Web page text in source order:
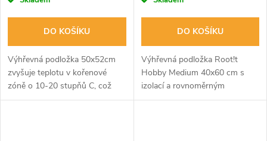
DO KOŠÍKU
Výhřevná podložka 50x52cm
zvyšuje teplotu v kořenové
zóně o 10-20 stupňů C, což
zlepšuje podmínky pro klíčení a
DO KOŠÍKU
Výhřevná podložka Root!t
Hobby Medium 40x60 cm s
izolací a rovnoměrným
ohřevem. Ideální pro mladé